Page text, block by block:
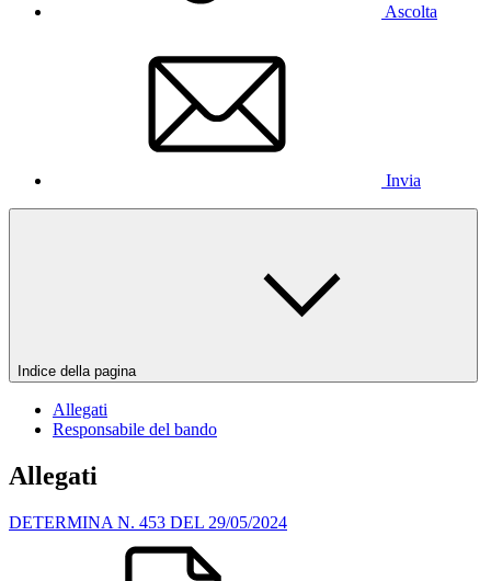
Ascolta
Invia
Indice della pagina
Allegati
Responsabile del bando
Allegati
DETERMINA N. 453 DEL 29/05/2024